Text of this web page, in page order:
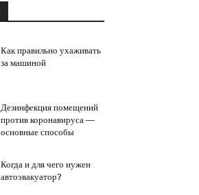
Как правильно ухаживать
за машиной
Дезинфекция помещений
против коронавируса —
основные способы
Когда и для чего нужен
автоэвакуатор?